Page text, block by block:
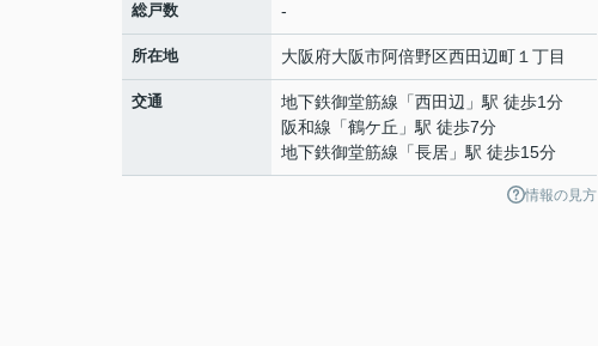
総戸数 -
所在地 大阪府大阪市阿倍野区西田辺町 １丁目
交通 地下鉄御堂筋線 「西田辺 」駅 徒歩1分
阪和線 「鶴ケ丘 」駅 徒歩7分
地下鉄御堂筋線 「長居 」駅 徒歩15分
情報の見方